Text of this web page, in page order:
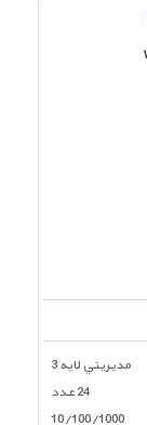
مديريتي لايه 3
24 عدد
10/100/1000